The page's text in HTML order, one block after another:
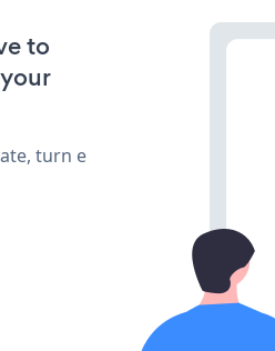
to
turn e